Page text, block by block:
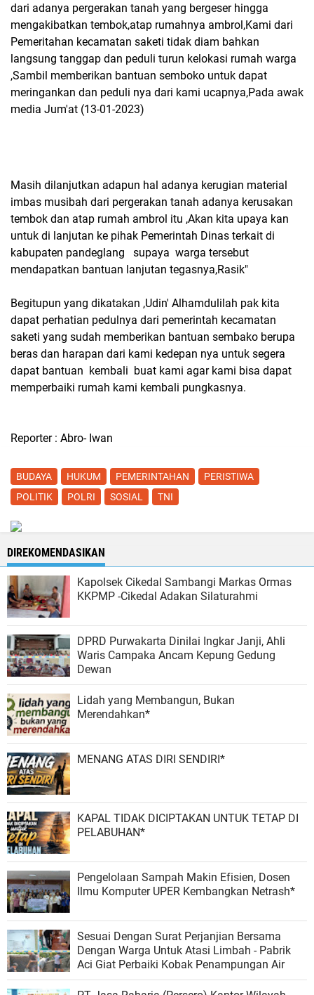
dari adanya pergerakan tanah yang bergeser hingga
mengakibatkan tembok,atap rumahnya ambrol,Kami dari
Pemeritahan kecamatan saketi tidak diam bahkan
langsung tanggap dan peduli turun kelokasi rumah warga
,Sambil memberikan bantuan semboko untuk dapat
meringankan dan peduli nya dari kami ucapnya,Pada awak
media Jum'at (13-01-2023)
Masih dilanjutkan adapun hal adanya kerugian material
imbas musibah dari pergerakan tanah adanya kerusakan
tembok dan atap rumah ambrol itu ,Akan kita upaya kan
untuk di lanjutan ke pihak Pemerintah Dinas terkait di
kabupaten pandeglang supaya warga tersebut
mendapatkan bantuan lanjutan tegasnya,Rasik"
Begitupun yang dikatakan ,Udin' Alhamdulilah pak kita
dapat perhatian pedulnya dari pemerintah kecamatan
saketi yang sudah memberikan bantuan sembako berupa
beras dan harapan dari kami kedepan nya untuk segera
dapat bantuan kembali buat kami agar kami bisa dapat
memperbaiki rumah kami kembali pungkasnya.
Reporter : Abro- Iwan
BUDAYA HUKUM PEMERINTAHAN
PERISTIWA
POLITIK
POLRI SOSIAL TNI
DIREKOMENDASIKAN
Kapolsek Cikedal Sambangi Markas Ormas
KKPMP -Cikedal Adakan Silaturahmi
DPRD Purwakarta Dinilai Ingkar Janji, Ahli
Waris Campaka Ancam Kepung Gedung
Dewan
Lidah yang Membangun, Bukan
Merendahkan*
MENANG ATAS DIRI SENDIRI*
KAPAL TIDAK DICIPTAKAN UNTUK TETAP DI
PELABUHAN*
Pengelolaan Sampah Makin Efisien, Dosen
Ilmu Komputer UPER Kembangkan Netrash*
Sesuai Dengan Surat Perjanjian Bersama
Dengan Warga Untuk Atasi Limbah - Pabrik
Aci Giat Perbaiki Kobak Penampungan Air